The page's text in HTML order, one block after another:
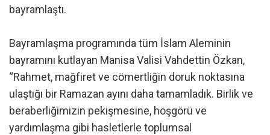
bayramlaştı.
Bayramlaşma programında tüm İslam Aleminin
bayramını kutlayan Manisa Valisi Vahdettin Özkan,
“Rahmet, mağfiret ve cömertliğin doruk noktasına
ulaştığı bir Ramazan ayını daha tamamladık. Birlik ve
beraberliğimizin pekişmesine, hoşgörü ve
yardımlaşma gibi hasletlerle toplumsal